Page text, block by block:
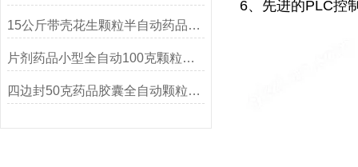
15公斤带壳花生颗粒半自动药品定量包装机
片剂药品小型全自动100克颗粒包装机
四边封50克药品胶囊全自动颗粒包装机
6、先进的PLC控